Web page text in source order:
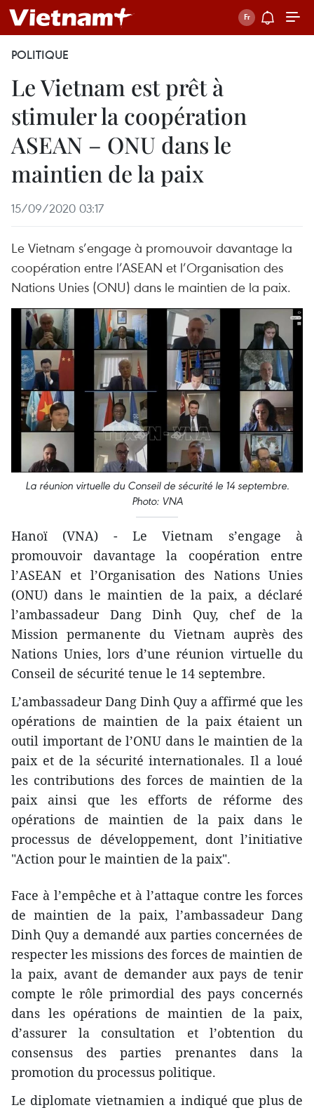
POLITIQUE
Le Vietnam est prêt à
stimuler la coopération
ASEAN – ONU dans le
maintien de la paix
15/09/2020 03:17
Le Vietnam s’engage à promouvoir davantage la
coopération entre l’ASEAN et l’Organisation des
Nations Unies (ONU) dans le maintien de la paix.
La réunion virtuelle du Conseil de sécurité le 14 septembre.
Photo: VNA
Hanoï (VNA) - Le Vietnam s’engage à
promouvoir davantage la coopération entre
l’ASEAN et l’Organisation des Nations Unies
(ONU) dans le maintien de la paix, a déclaré
l’ambassadeur Dang Dinh Quy, chef de la
Mission permanente du Vietnam auprès des
Nations Unies, lors d’une réunion virtuelle du
Conseil de sécurité tenue le 14 septembre.
L’ambassadeur Dang Dinh Quy a affirmé que les
opérations de maintien de la paix étaient un
outil important de l’ONU dans le maintien de la
paix et de la sécurité internationales. Il a loué
les contributions des forces de maintien de la
paix ainsi que les efforts de réforme des
opérations de maintien de la paix dans le
processus de développement, dont l’initiative
"Action pour le maintien de la paix".
Face à l’empêche et à l’attaque contre les forces
de maintien de la paix, l’ambassadeur Dang
Dinh Quy a demandé aux parties concernées de
respecter les missions des forces de maintien de
la paix, avant de demander aux pays de tenir
compte le rôle primordial des pays concernés
dans les opérations de maintien de la paix,
d’assurer la consultation et l’obtention du
consensus des parties prenantes dans la
promotion du processus politique.
Le diplomate vietnamien a indiqué que plus de